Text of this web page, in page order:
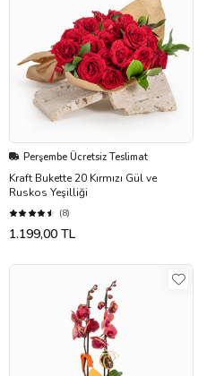
Perşembe Ücretsiz Teslimat
Kraft Bukette 20 Kırmızı Gül ve
Ruskos Yeşilliği
(8)
1.199,00 TL